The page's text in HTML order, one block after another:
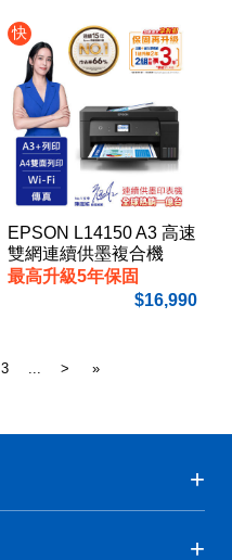
快
EPSON L14150 A3 高速
雙網連續供墨複合機
最高升級5年保固
16,990
3 ... > »